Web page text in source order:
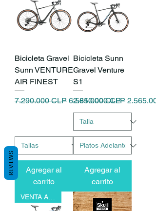
Bicicleta Gravel
Sunn VENTURE
AIR FINEST
Precio
7.290.000 CLP Precio de oferta
6.561.000 CLP
Agregar al
carrito
Bicicleta Sunn
Gravel Venture
S1
Precio
2.850.000 CLP Precio
Agregar al
carrito
REVIEWS